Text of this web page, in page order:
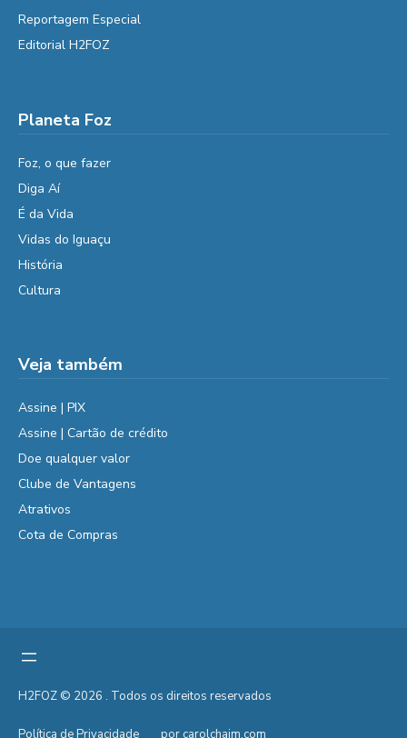
Reportagem Especial
Editorial H2FOZ
Planeta Foz
Foz, o que fazer
Diga Aí
É da Vida
Vidas do Iguaçu
História
Cultura
Veja também
Assine | PIX
Assine | Cartão de crédito
Doe qualquer valor
Clube de Vantagens
Atrativos
Cota de Compras
H2FOZ © 2026 . Todos os direitos reservados